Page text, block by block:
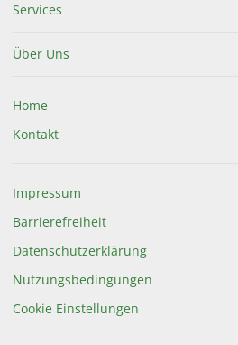
Services
Über Uns
Home
Kontakt
Impressum
Barrierefreiheit
Datenschutzerklärung
Nutzungsbedingungen
Cookie Einstellungen